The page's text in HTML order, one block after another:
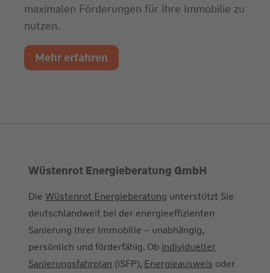
maximalen Förderungen für Ihre Immobilie zu
nutzen.
Mehr erfahren
Wüstenrot Energieberatung GmbH
Die Wüstenrot Energieberatung unterstützt Sie
deutschlandweit bei der energieeffizienten
Sanierung Ihrer Immobilie – unabhängig,
persönlich und förderfähig. Ob individueller
Sanierungsfahrplan (iSFP), Energieausweis oder